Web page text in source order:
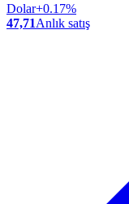
Dolar+0.17%
47,71Anlık satış